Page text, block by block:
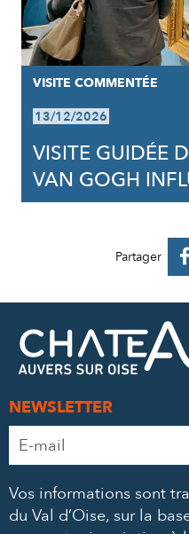
VISITE COMMENTÉE
13/12/2026
VISITE GUIDÉE
VAN GOGH
Partager 
NEWSLETTER
Adresse
e-
*
Vos informations sont
du Val d’Oise, sur la